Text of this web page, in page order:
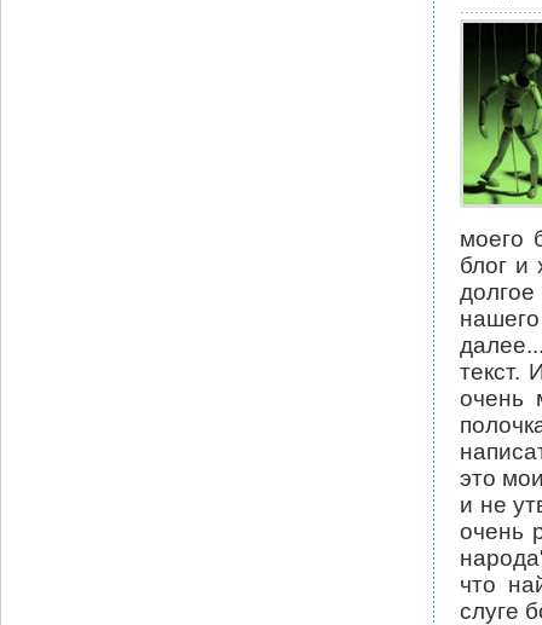
моего
блог и
текст.
очень
это
и не
очень
что
слуге